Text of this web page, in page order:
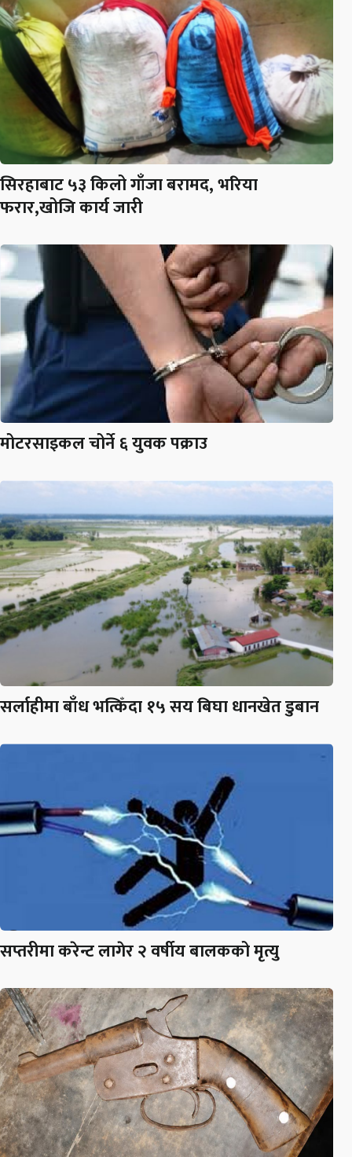
सिरहाबाट ५३ किलो गाँजा बरामद, भरिया
फरार,खोजि कार्य जारी
मोटरसाइकल चोर्ने ६ युवक पक्राउ
सर्लाहीमा बाँध भत्किँदा १५ सय बिघा धानखेत डुबान
सप्तरीमा करेन्ट लागेर २ वर्षीय बालकको मृत्यु